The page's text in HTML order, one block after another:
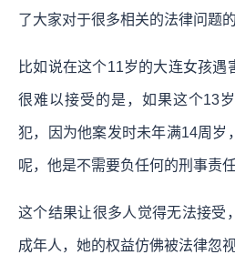
了大家对于很多相关的法律问题的
比如说在这个11岁的大连女孩遇
很难以接受的是，如果这个13
犯，因为他案发时未年满14周岁
呢，他是不需要负任何的刑事责
这个结果让很多人觉得无法接受
成年人，她的权益仿佛被法律忽视